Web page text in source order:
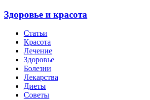
Здоровье и красота
Статьи
Красота
Лечение
Здоровье
Болезни
Лекарства
Диеты
Советы